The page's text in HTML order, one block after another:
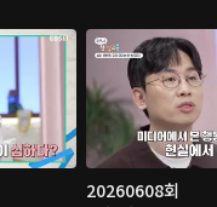
20260608회